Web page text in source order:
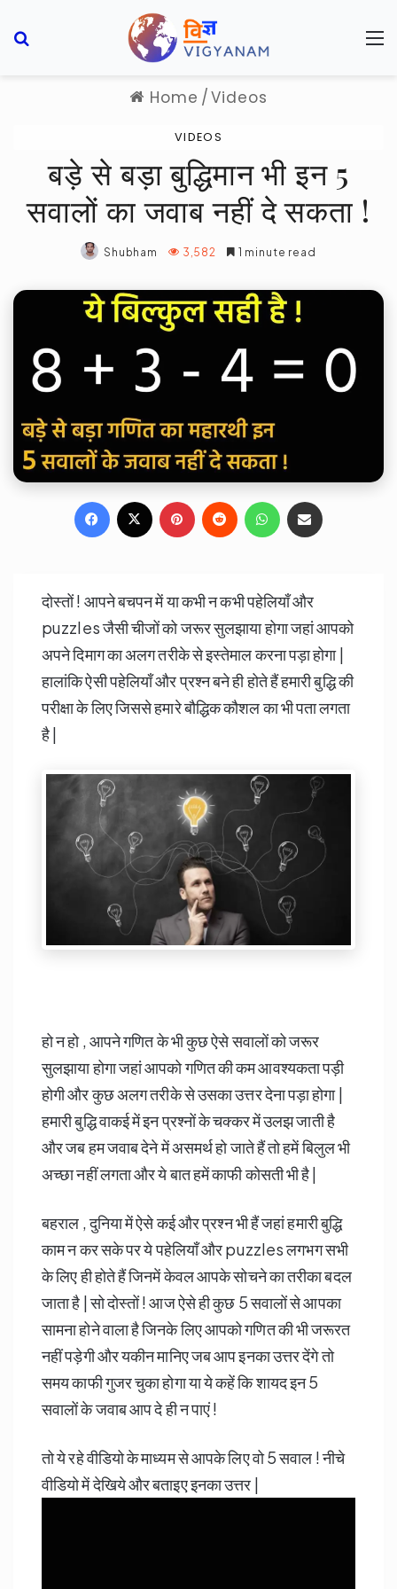
Home /Videos
VIDEOS
बड़े से बड़ा बुद्धिमान भी इन 5
सवालों का जवाब नहीं दे सकता !
Shubham 3,582 1 minute read
Facebook Pinterest
Reddit WhatsApp
दोस्तों ! आपने बचपन में या कभी न कभी पहेलियाँ और
puzzles जैसी चीजों को जरूर सुलझाया होगा जहां आपको
अपने दिमाग का अलग तरीके से इस्तेमाल करना पड़ा होगा |
हालांकि ऐसी पहेलियाँ और प्रश्न बने ही होते हैं हमारी बुद्धि की
परीक्षा के लिए जिससे हमारे बौद्धिक कौशल का भी पता लगता
है |
हो न हो , आपने गणित के भी कुछ ऐसे सवालों को जरूर
सुलझाया होगा जहां आपको गणित की कम आवश्यकता पड़ी
होगी और कुछ अलग तरीके से उसका उत्तर देना पड़ा होगा |
हमारी बुद्धि वाकई में इन प्रश्नों के चक्कर में उलझ जाती है
और जब हम जवाब देने में असमर्थ हो जाते हैं तो हमें बिलुल भी
अच्छा नहीं लगता और ये बात हमें काफी कोसती भी है |
बहराल , दुनिया में ऐसे कई और प्रश्न भी हैं जहां हमारी बुद्धि
काम न कर सके पर ये पहेलियाँ और puzzles लगभग सभी
के लिए ही होते हैं जिनमें केवल आपके सोचने का तरीका बदल
जाता है | सो दोस्तों ! आज ऐसे ही कुछ 5 सवालों से आपका
सामना होने वाला है जिनके लिए आपको गणित की भी जरूरत
नहीं पड़ेगी और यकीन मानिए जब आप इनका उत्तर देंगे तो
समय काफी गुजर चुका होगा या ये कहें कि शायद इन 5
सवालों के जवाब आप दे ही न पाएं !
तो ये रहे वीडियो के माध्यम से आपके लिए वो 5 सवाल ! नीचे
वीडियो में देखिये और बताइए इनका उत्तर |